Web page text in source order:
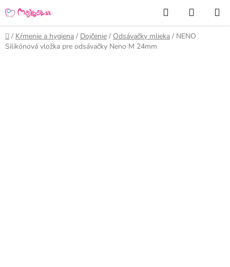
na
obsah
Hľadať
KOŠÍK
Domov
/ Kŕmenie a hygiena / Dojčenie / Odsávačky mlieka / NENO
Silikónová vložka pre odsávačky Neno M 24mm